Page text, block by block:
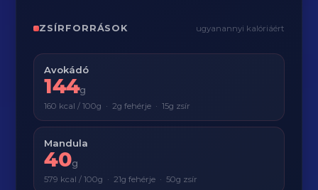
ZSÍRFORRÁSOK ugyanannyi kalóriáért
Avokádó
144g
160 kcal / 100g · 2g fehérje · 15g zsír
Mandula
40g
579 kcal / 100g · 21g fehérje · 50g zsír